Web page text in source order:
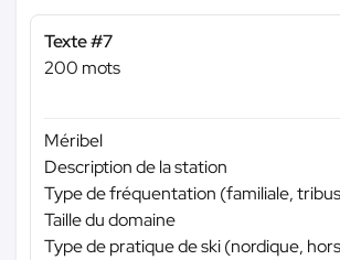
Texte #7
200 mots
Méribel
Description de la station
Type de fréquentation (familiale,
Taille du domaine
Type de pratique de ski (nordique,